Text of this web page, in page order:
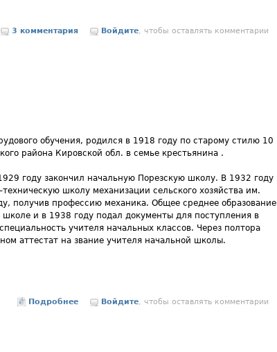
район, 95 лет на карте России
3 комментария Войдите, чтобы оставлять комментарии
обучения, родился в 1918 году по старому стилю 10
района Кировской обл. в семье крестьянина .
году закончил начальную Порезскую школу. В 1932 году
школу механизации сельского хозяйства им.
получив профессию механика. Общее среднее образование
и в 1938 году подал документы для поступления в
учителя начальных классов. Через полтора
аттестат на звание учителя начальной школы.
Подробнее о Булатов Валентин Васильевич
Войдите, чтобы оставлять комментарии